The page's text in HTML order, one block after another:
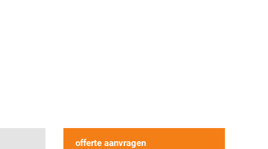
offerte aanvragen